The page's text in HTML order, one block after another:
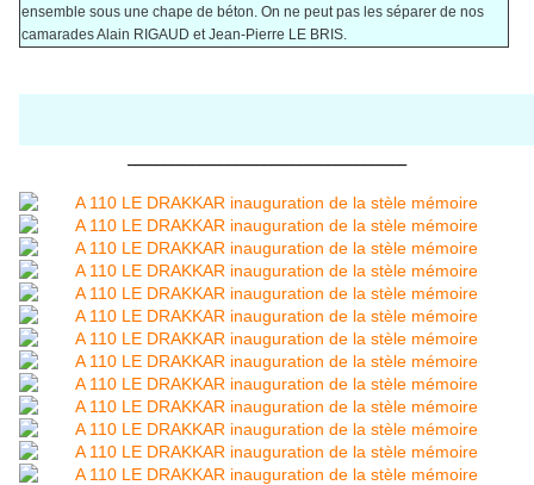
ensemble sous une chape de béton. On ne peut pas les séparer de nos
camarades Alain RIGAUD et Jean-Pierre LE BRIS.